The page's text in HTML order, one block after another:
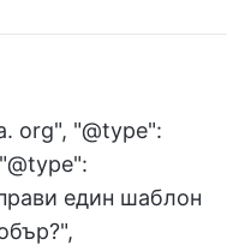
org", "@type":
един шаблон